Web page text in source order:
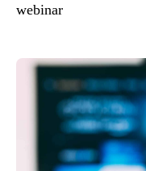
webinar